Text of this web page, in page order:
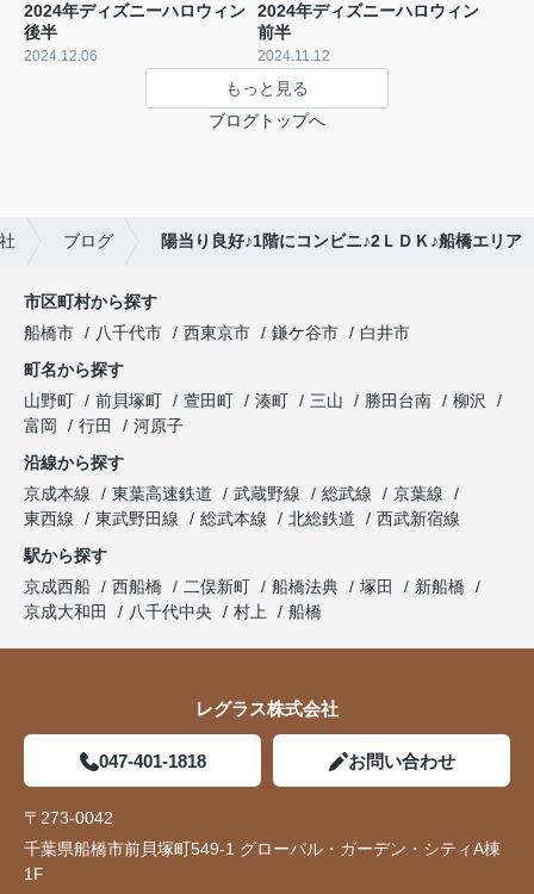
2024年ディズニーハロウィン
後半
2024.12.06
2024年ディズニーハロウィン
前半
2024.11.12
もっと見る
ブログトップへ
ブログ 陽当り良好♪1階にコンビニ♪2ＬＤＫ♪船橋エリア
市区町村から探す
船橋市
八千代市 西東京市 鎌ケ谷市
白井市
町名から探す
山野町
前貝塚町 萱田町 湊町 三山 勝田台南
柳沢
富岡
行田
河原子
沿線から探す
京成本線
東葉高速鉄道 武蔵野線 総武線
京葉線
東西線
東武野田線 総武本線 北総鉄道
西武新宿線
駅から探す
京成西船
西船橋 二俣新町 船橋法典 塚田
新船橋
京成大和田
八千代中央 村上 船橋
レグラス株式会社
047-401-1818 お問い合わせ
〒273-0042
千葉県船橋市前貝塚町549-1 グローバル・ガーデン・シティA棟
1F